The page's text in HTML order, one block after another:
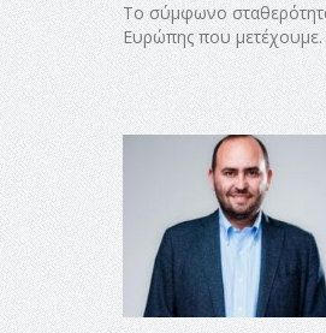
Το σύμφωνο
Ευρώπης που